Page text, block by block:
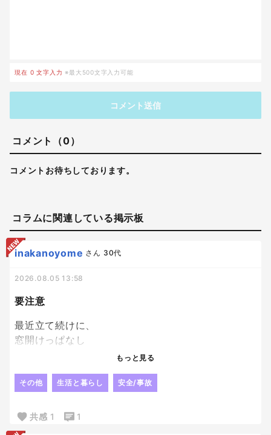
現在 0 文字入力 ※最大500文字入力可能
コメント送信
コメント（0）
コメントお待ちしております。
コラムに関連している掲示板
要注意
inakanoyome さん 30代
2026.08.05 13:58
最近立て続けに、
窓開けっぱなし
こわくなって
確認したのに、
大丈夫だよね！？って
もっと見る
その他 生活と暮らし 安全/事故
共感 1 1